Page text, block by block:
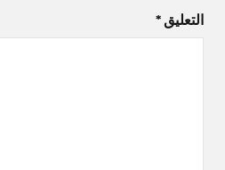
التعليق *